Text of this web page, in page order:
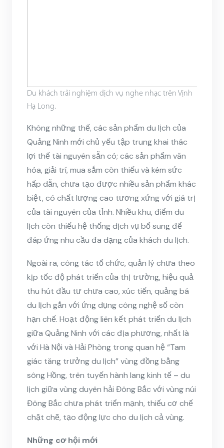
Du khách trải nghiệm dịch vụ nghe nhạc trên Vịnh
Hạ Long.
Không những thế, các sản phẩm du lịch của
Quảng Ninh mới chủ yếu tập trung khai thác
lợi thế tài nguyên sẵn có; các sản phẩm văn
hóa, giải trí, mua sắm còn thiếu và kém sức
hấp dẫn, chưa tạo được nhiều sản phẩm khác
biệt, có chất lượng cao tương xứng với giá trị
của tài nguyên của tỉnh. Nhiều khu, điểm du
lịch còn thiếu hệ thống dịch vụ bổ sung để
đáp ứng nhu cầu đa dạng của khách du lịch.
Ngoài ra, công tác tổ chức, quản lý chưa theo
kịp tốc độ phát triển của thị trường, hiệu quả
thu hút đầu tư chưa cao, xúc tiến, quảng bá
du lịch gắn với ứng dụng công nghệ số còn
hạn chế. Hoạt động liên kết phát triển du lịch
giữa Quảng Ninh với các địa phương, nhất là
với Hà Nội và Hải Phòng trong quan hệ “Tam
giác tăng trưởng du lịch” vùng đồng bằng
sông Hồng, trên tuyến hành lang kinh tế – du
lịch giữa vùng duyên hải Đông Bắc với vùng núi
Đông Bắc chưa phát triển mạnh, thiếu cơ chế
chặt chẽ, tạo động lực cho du lịch cả vùng.
Những cơ hội mới